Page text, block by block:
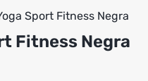
Sport Fitness Negra
Fitness Negra